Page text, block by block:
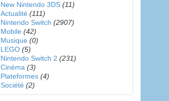
New Nintendo 3DS (11)
Actualité (111)
Nintendo Switch (2907)
Mobile (42)
Musique (0)
LEGO (5)
Nintendo Switch 2 (231)
Cinéma (3)
Plateformes (4)
Société (2)